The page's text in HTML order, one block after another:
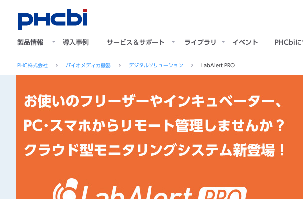
製品情報 導入事例 サービス＆サポート ライブラリ イベント PHCbiに
PHC株式会社 バイオメディカ機器 デジタルソリューション LabAlert PRO